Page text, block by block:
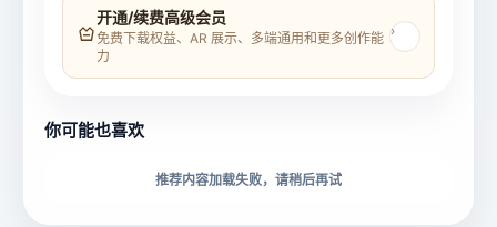
模型名称
材质贴图
开通/续费高级会员
免费下载权益、AR 展示、多端通用和更多创作能
力
›
你可能也喜欢
推荐内容加载失败，请稍后再试